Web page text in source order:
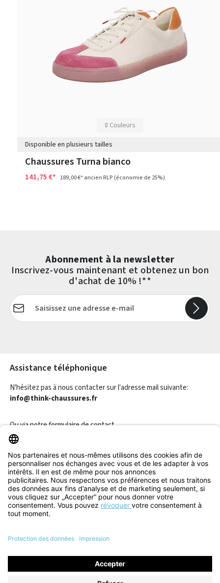
8 Couleurs
Disponible en plusieurs tailles
Chaussures Turna bianco
141,75 €* 189,00 €*ancien RLP(économie de 25%)
Abonnement à la newsletter
Inscrivez-vous maintenant et obtenez un bon
d'achat de 10% !**
Adresse e-mail*
Assistance téléphonique
N'hésitez pas à nous contacter sur l'adresse mail suivante:
info@think-chaussures.fr
Ou via notreformulaire de contact.
Révoquer un contrat
Informations
Aide & Contact